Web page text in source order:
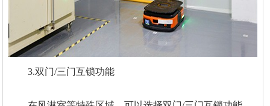
3.双门/三门互锁功能